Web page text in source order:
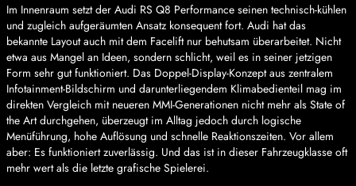
Im Innenraum setzt der Audi RS Q8 Performance seinen technisch-kühlen
und zugleich aufgeräumten Ansatz konsequent fort. Audi hat das
bekannte Layout auch mit dem Facelift nur behutsam überarbeitet. Nicht
etwa aus Mangel an Ideen, sondern schlicht, weil es in seiner jetzigen
Form sehr gut funktioniert. Das Doppel-Display-Konzept aus zentralem
Infotainment-Bildschirm und darunterliegendem Klimabedienteil mag im
direkten Vergleich mit neueren MMI-Generationen nicht mehr als State of
the Art durchgehen, überzeugt im Alltag jedoch durch logische
Menüführung, hohe Auflösung und schnelle Reaktionszeiten. Vor allem
aber: Es funktioniert zuverlässig. Und das ist in dieser Fahrzeugklasse oft
mehr wert als die letzte grafische Spielerei.